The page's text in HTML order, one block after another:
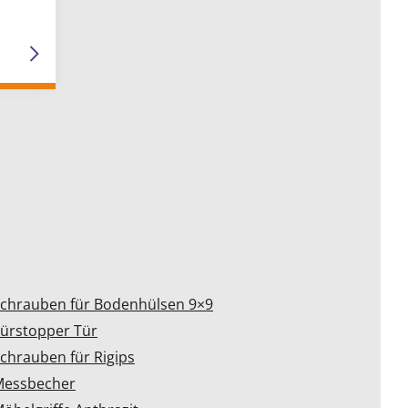
für Bodenhülsen 9×9
Tür
für Rigips